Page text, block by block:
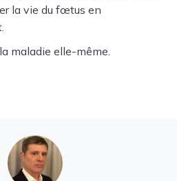
la vie du fœtus en
maladie elle-même.